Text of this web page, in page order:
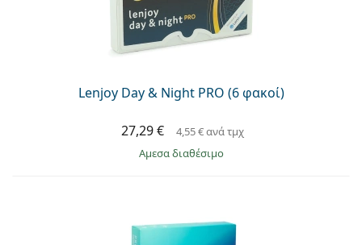
Lenjoy Day & Night PRO (6 φακοί)
27,29 € 4,55 €ανά τμχ
άμεσα διαθέσιμο